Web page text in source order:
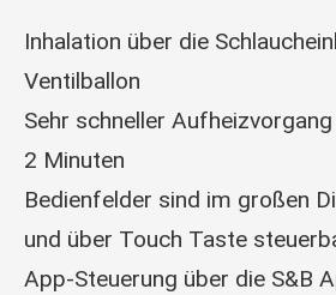
Inhalation über die
Ventilballon
Sehr schneller
2 Minuten
Bedienfelder sind im großen
und über Touch Taste
App-Steuerung über die S&B